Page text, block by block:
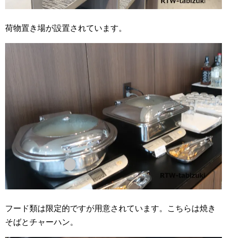
荷物置き場が設置されています。
フード類は限定的ですが用意されています。こちらは焼き
そばとチャーハン。